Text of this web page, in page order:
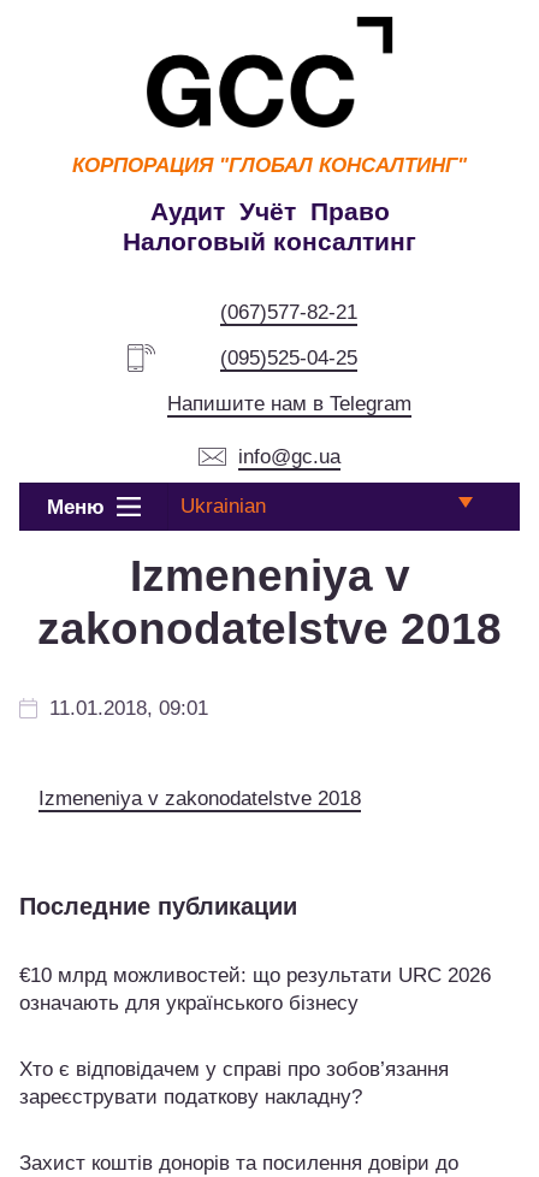
КОРПОРАЦИЯ "ГЛОБАЛ КОНСАЛТИНГ"
Аудит Учёт Право
Налоговый консалтинг
(067)577-82-21
(095)525-04-25
Напишите нам в Telegram
info@gc.ua
Меню Ukrainian
Izmeneniya v
zakonodatelstve 2018
11.01.2018, 09:01
Izmeneniya v zakonodatelstve 2018
Последние публикации
€10 млрд можливостей: що результати URC 2026
означають для українського бізнесу
Хто є відповідачем у справі про зобов’язання
зареєструвати податкову накладну?
Захист коштів донорів та посилення довіри до